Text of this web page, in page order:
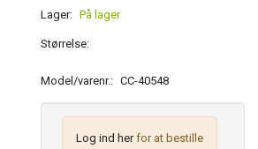
Lager: På lager
Størrelse:
Model/varenr.: CC-40548
Log ind herfor at bestille